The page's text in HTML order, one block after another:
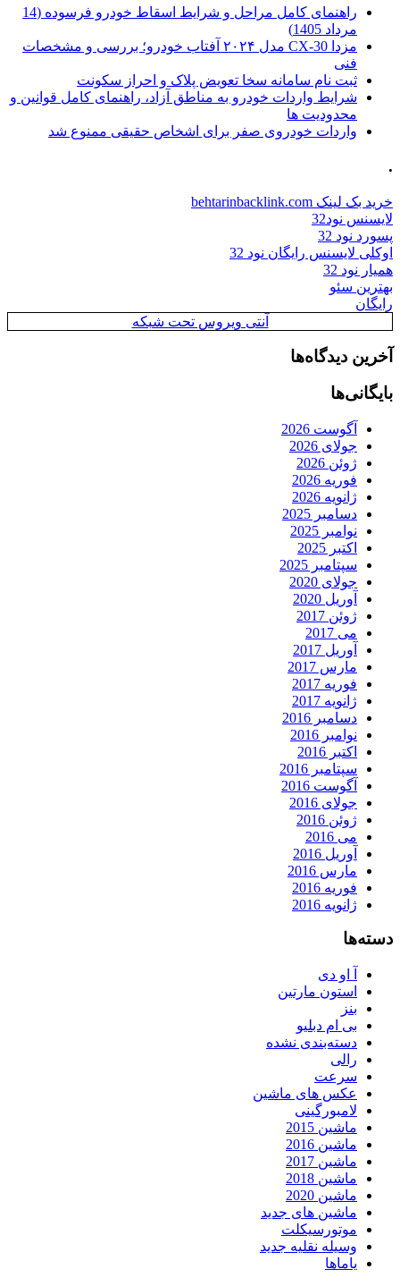
راهنمای کامل مراحل و شرایط اسقاط خودرو فرسوده (14
مرداد 1405)
مزدا CX-30 مدل ۲۰۲۴ آفتاب خودرو؛ بررسی و مشخصات
فنی
ثبت نام سامانه سخا تعویض پلاک و احراز سکونت
شرایط واردات خودرو به مناطق آزاد، راهنمای کامل قوانین و
محدودیت ها
واردات خودروی صفر برای اشخاص حقیقی ممنوع شد
.
خرید بک لینک behtarinbacklink.com
لایسنس نود32
پسورد نود 32
اوکلی لایسنس رایگان نود 32
همیار نود 32
بهترین سئو
رایگان
آنتی ویروس تحت شبکه
آخرین دیدگاه‌ها
بایگانی‌ها
آگوست 2026
جولای 2026
ژوئن 2026
فوریه 2026
ژانویه 2026
دسامبر 2025
نوامبر 2025
اکتبر 2025
سپتامبر 2025
جولای 2020
آوریل 2020
ژوئن 2017
می 2017
آوریل 2017
مارس 2017
فوریه 2017
ژانویه 2017
دسامبر 2016
نوامبر 2016
اکتبر 2016
سپتامبر 2016
آگوست 2016
جولای 2016
ژوئن 2016
می 2016
آوریل 2016
مارس 2016
فوریه 2016
ژانویه 2016
دسته‌ها
آ او دی
استون مارتین
بنز
بی ام دبلیو
دسته‌بندی نشده
رالی
سرعت
عکس های ماشین
لامبورگینی
ماشین 2015
ماشین 2016
ماشین 2017
ماشین 2018
ماشین 2020
ماشین های جدید
موتورسیکلت
وسیله نقلیه جدید
یاماها